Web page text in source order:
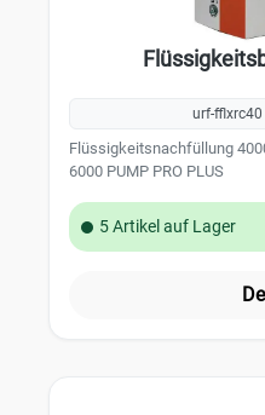
urf-fflxrc40
Flüssigkeitsnachfüllung
5 Artikel auf Lager